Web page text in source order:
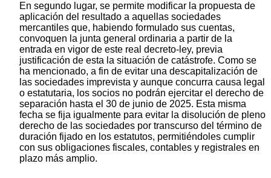
En segundo lugar, se permite modificar la propuesta de
aplicación del resultado a aquellas sociedades
mercantiles que, habiendo formulado sus cuentas,
convoquen la junta general ordinaria a partir de la
entrada en vigor de este real decreto-ley, previa
justificación de esta la situación de catástrofe. Como se
ha mencionado, a fin de evitar una descapitalización de
las sociedades imprevista y aunque concurra causa legal
o estatutaria, los socios no podrán ejercitar el derecho de
separación hasta el 30 de junio de 2025. Esta misma
fecha se fija igualmente para evitar la disolución de pleno
derecho de las sociedades por transcurso del término de
duración fijado en los estatutos, permitiéndoles cumplir
con sus obligaciones fiscales, contables y registrales en
plazo más amplio.